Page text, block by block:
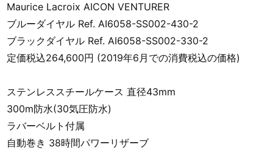
Maurice Lacroix AICON VENTURER
ブルーダイヤル Ref. AI6058-SS002-430-2
ブラックダイヤル Ref. AI6058-SS002-330-2
定価税込264,600円 (2019年6月での消費税込の価格)
ステンレススチールケース 直径43mm
300m防水(30気圧防水)
ラバーベルト付属
自動巻き 38時間パワーリザーブ